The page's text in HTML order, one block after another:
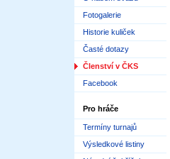
Fotogalerie
Historie kuliček
Časté dotazy
Členství v ČKS
Facebook
Pro hráče
Termíny turnajů
Výsledkové listiny